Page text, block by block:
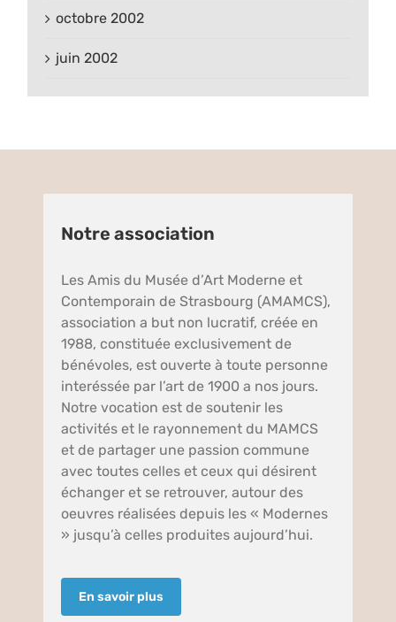
octobre 2002
juin 2002
Notre association
Les Amis du Musée d’Art Moderne et
Contemporain de Strasbourg (AMAMCS),
association a but non lucratif, créée en
1988, constituée exclusivement de
bénévoles, est ouverte à toute personne
interéssée par l’art de 1900 a nos jours.
Notre vocation est de soutenir les
activités et le rayonnement du MAMCS
et de partager une passion commune
avec toutes celles et ceux qui désirent
échanger et se retrouver, autour des
oeuvres réalisées depuis les « Modernes
» jusqu’à celles produites aujourd’hui.
En savoir plus